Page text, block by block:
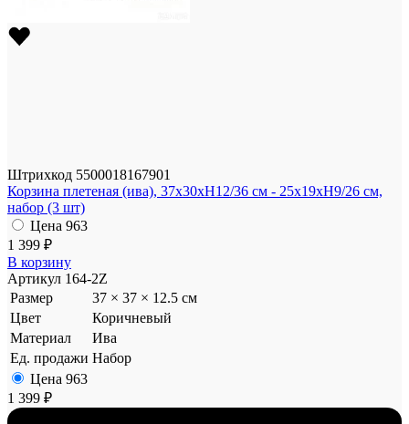
Штрихкод 5500018167901
Корзина плетеная (ива), 37x30xH12/36 см - 25x19xH9/26 см,
набор (3 шт)
Цена 963
1 399 ₽
В корзину
Артикул 164-2Z
Размер
37 × 37 × 12.5 см
Цвет
Коричневый
Материал
Ива
Ед. продажи Набор
Цена 963
1 399 ₽